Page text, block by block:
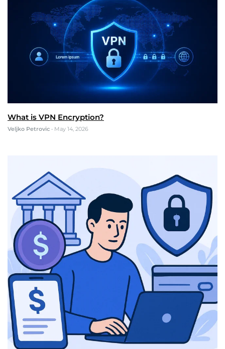
What is VPN Encryption?
Veljko Petrovic • May 14, 2026